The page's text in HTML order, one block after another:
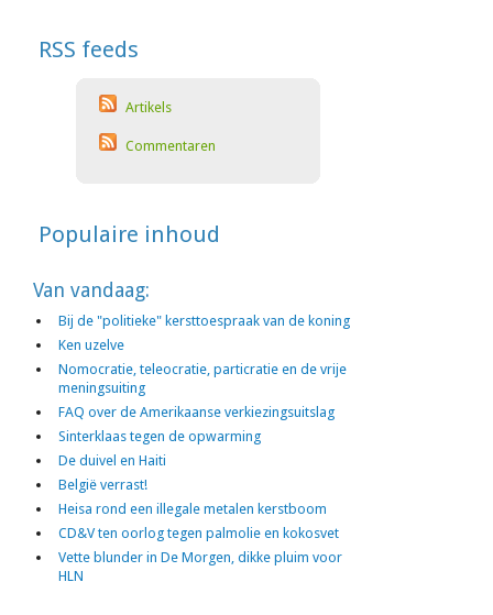
RSS feeds
Artikels
Commentaren
Populaire inhoud
Van vandaag:
Bij de "politieke" kersttoespraak van de koning
Ken uzelve
Nomocratie, teleocratie, particratie en de vrije
meningsuiting
FAQ over de Amerikaanse verkiezingsuitslag
Sinterklaas tegen de opwarming
De duivel en Haiti
België verrast!
Heisa rond een illegale metalen kerstboom
CD&V ten oorlog tegen palmolie en kokosvet
Vette blunder in De Morgen, dikke pluim voor
HLN